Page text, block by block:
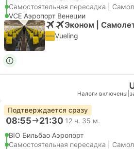
Самостоятельная пересадка |
VCE Аэропорт Венеции
Эконом |
Vueling
Налоги включены
Подтверждается сразу
08:55 21:30 12 ч. 35 м.
BIO Бильбао Аэропорт
Самостоятельная пересадка |